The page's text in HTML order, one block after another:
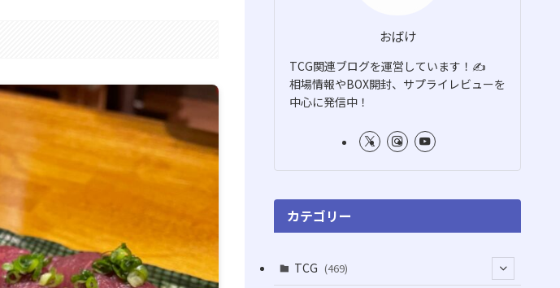
おばけ
TCG関連ブログを運営しています！✍️
相場情報やBOX開封、サプライレビューを
中心に発信中！
カテゴリー
TCG (469)